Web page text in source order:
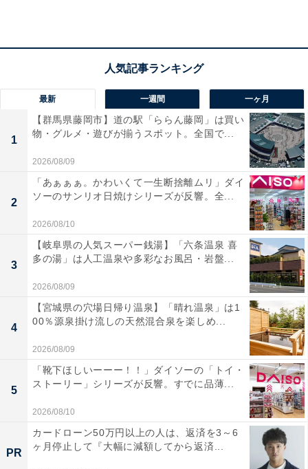
料金
※岩盤浴は別途料金（中学生以上利用可）。入浴された
方は別途入湯税70円が必要です。
土・日・祝：1440円
宿泊可否
宿泊：不可（営業時間は9:00〜25:00となっており、宿泊
あわせて読みたい
【宮城県の人気スーパー銭湯】「愛子天空の
湯 そよぎの杜」は心身を整える「現代湯治」
施設。泉ヶ岳を望む絶景露天風呂でリラック
ス
最新 一週間 一ヶ月
1
【群馬県藤岡市】道の駅「ららん藤岡」は買い
物・グルメ・遊びが揃うスポット。全国で...
2026/08/09
2
「あぁぁぁ。かわいくて一生断捨離ムリ」ダイ
ソーのサンリオ日焼けシリーズが反響。全...
2026/08/10
3
【岐阜県の人気スーパー銭湯】「六条温泉 喜
多の湯」は人工温泉や多彩なお風呂・岩盤...
2026/08/09
4
【宮城県の穴場日帰り温泉】「晴れ温泉」は1
00％源泉掛け流しの天然混合泉を楽しめ...
2026/08/09
5
「靴下ほしいーーー！！」ダイソーの「トイ・
ストーリー」シリーズが反響。すでに品薄...
2026/08/10
PR
カードローン50万円以上の人は、返済を3～6
ヶ月停止して『大幅に減額してから返済...